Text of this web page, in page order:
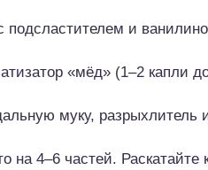
подсластителем и
«мёд» (1–2 капли
муку, разрыхлитель
на 4–6 частей.